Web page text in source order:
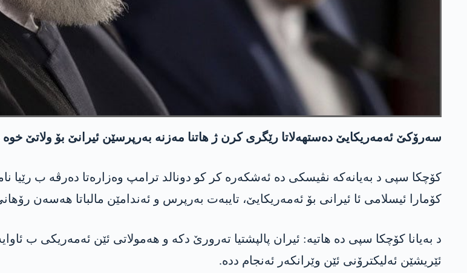
سەرۆکێ ئەمەریکایێ دەستهەلاتا رێگری کرن ژ هاتنا مەزنە بەرپرسێن ئیرانێ بۆ ولاتێ
کۆچکا سپی د بەیانەکە نڤیسکی دە ئەشکەرە کر کو دونالد ترامپ وەزارەتا دەرڤە ب
کۆمارا ئیسلامی ئا ئیرانی بۆ ئەمەریکایێ، تایبەت بەرپرس و ئەندامێن مالباتا هەسەن
د بەیانا کۆچکا سپی دە هاتیە: ئیران پالپشتیا تەرورێ دکە و هەمولاتی ئێن ئەمەریکی
ئێریشێن ئەلیکترۆنی ئێن وێرانکەر ئەنجام ددە.